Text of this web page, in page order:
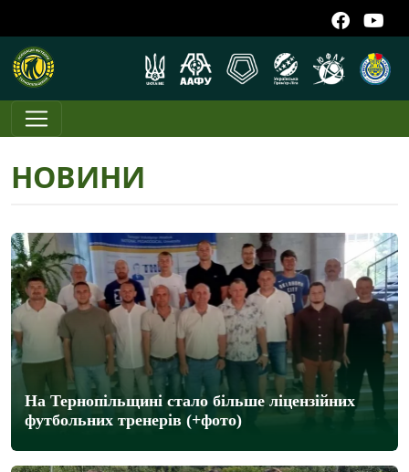
НОВИНИ
На Тернопільщині стало більше ліцензійних
футбольних тренерів (+фото)